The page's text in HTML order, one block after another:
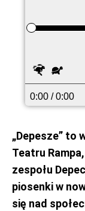
Szybciej
0:00 / 0:00
„Depesze” to
Teatru
zespołu
piosenki w
się nad